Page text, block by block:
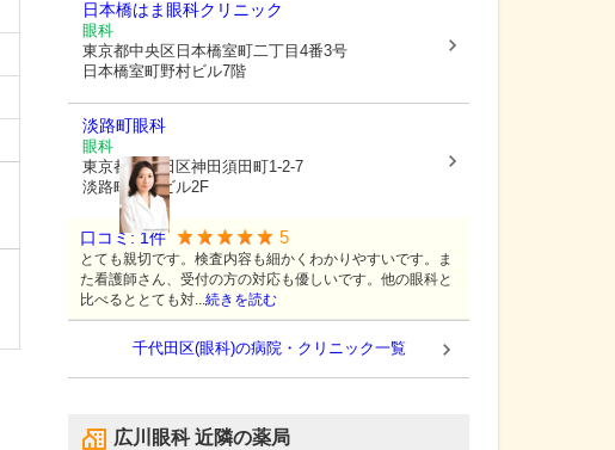
日本橋はま眼科クリニック
眼科
東京都中央区 日本橋室町二丁目4番3号
日本橋室町野村ビル7階
淡路町眼科
眼科
東京都千代田区神田須田町1-2-7
淡路町駅前ビル2F
口コミ: 1件 5
とても親切です。検査内容も細かくわかりやすいです。ま
た看護師さん、受付の方の対応も優しいです。他の眼科と
比べるととても対...続きを読む
千代田区(眼科)の病院・クリニック一覧
広川眼科近隣の薬局